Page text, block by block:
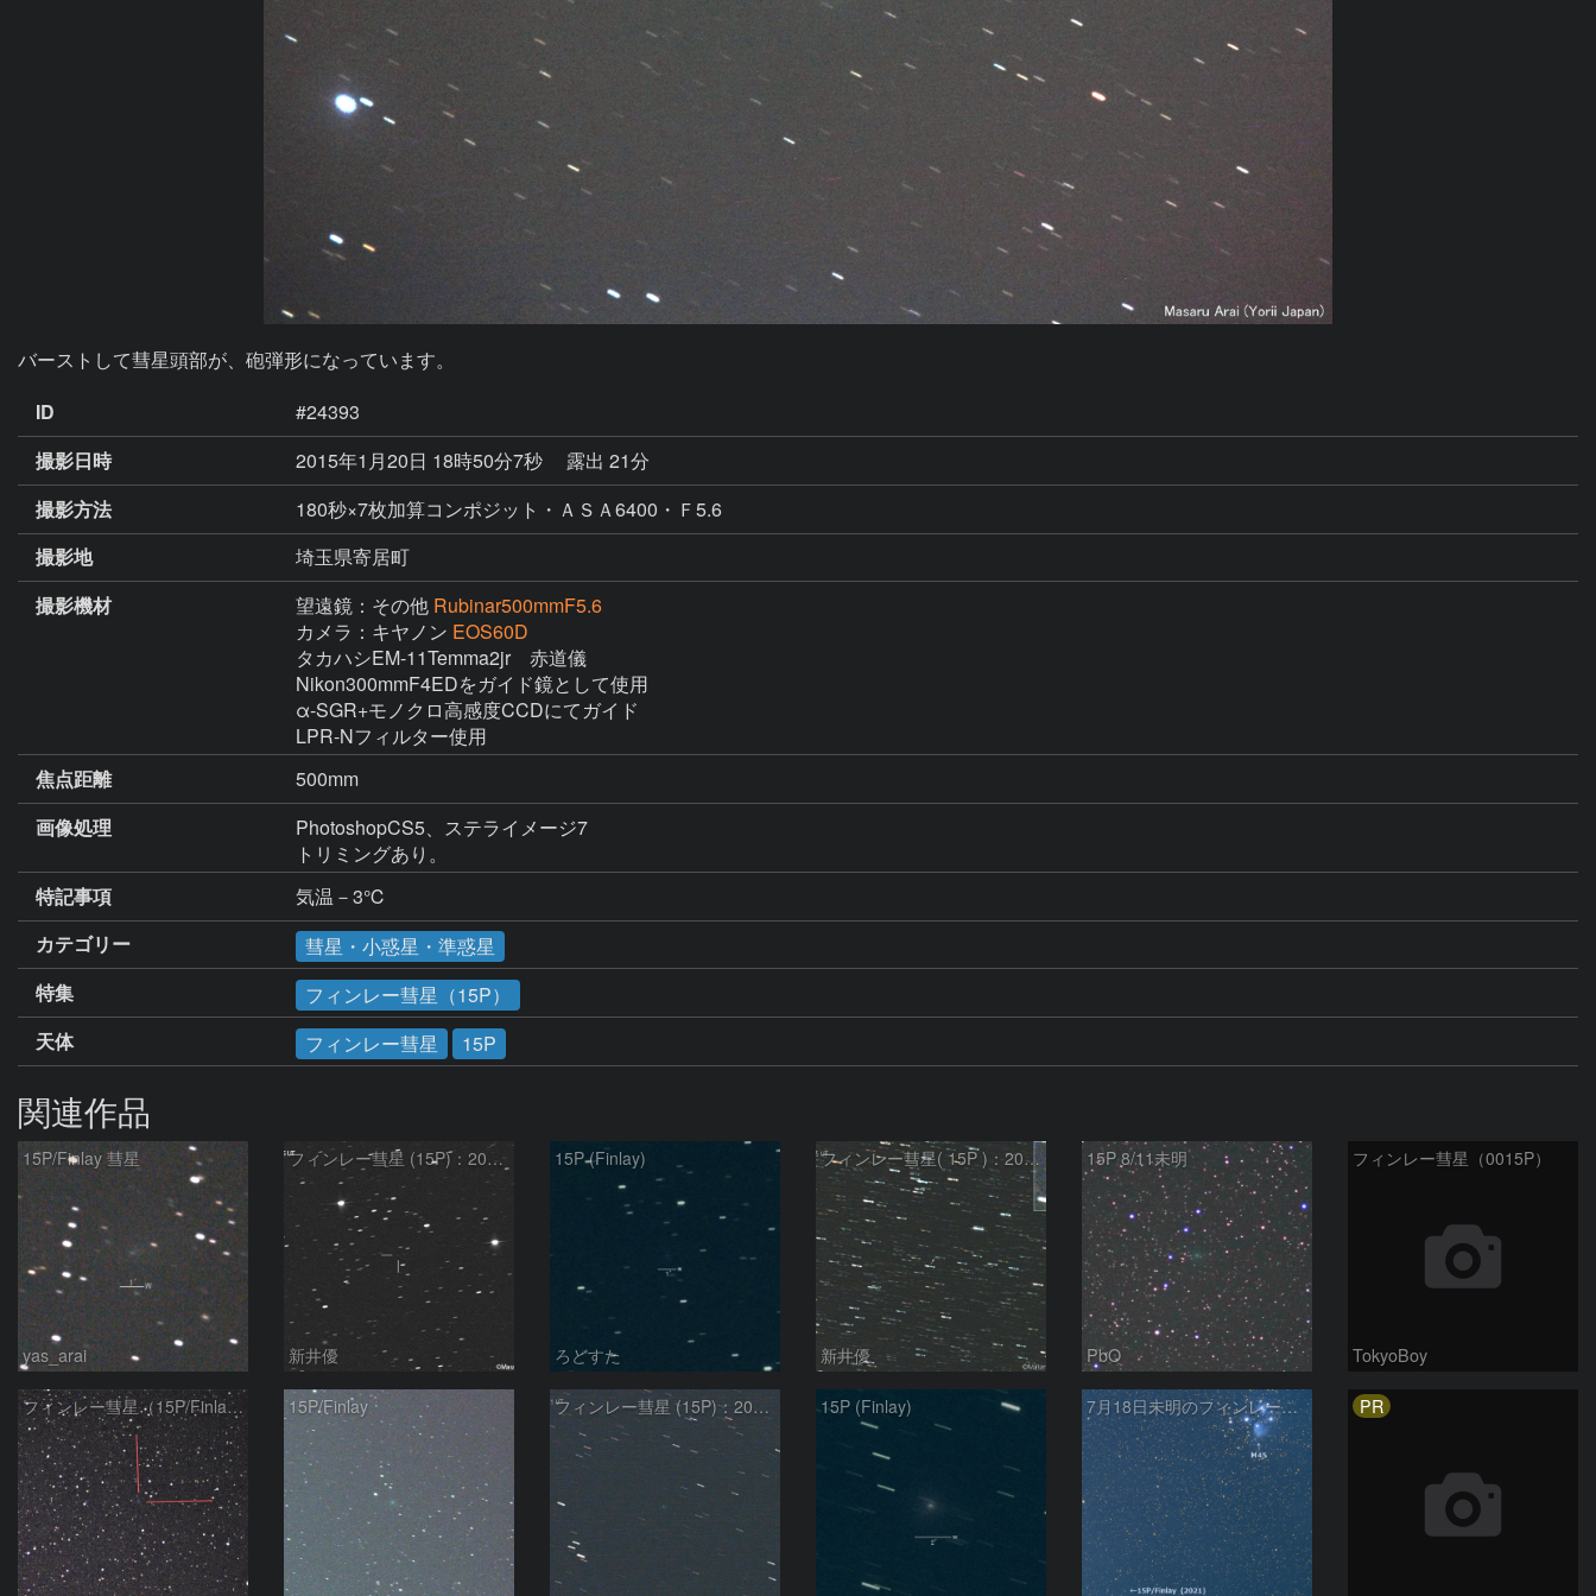
バーストして彗星頭部が、砲弾形になっています。
ID
#24393
撮影日時
2015年1月20日 18時50分7秒
露出 21分
撮影方法
180秒×7枚加算コンポジット・ＡＳＡ6400・Ｆ5.6
撮影地
埼玉県寄居町
撮影機材
望遠鏡：その他 Rubinar500mmF5.6
カメラ：キヤノン EOS60D
タカハシEM-11Temma2jr　赤道儀
Nikon300mmF4EDをガイド鏡として使用
α-SGR+モノクロ高感度CCDにてガイド
LPR-Nフィルター使用
焦点距離
500mm
画像処理
PhotoshopCS5、ステライメージ7
トリミングあり。
特記事項
気温－3℃
カテゴリー
彗星・小惑星・準惑星
特集
フィンレー彗星（15P）
天体
フィンレー彗星 15P
関連作品
15P/Finlay 彗星
yas_arai
フィンレー彗星 (15P)：2021/10/18
新井優
15P (Finlay)
ろどすた
フィンレー彗星( 15P )：2021/08/19
新井優
15P 8/11未明
PbO
フィンレー彗星（0015P）
TokyoBoy
フィンレー彗星（15P/Finlay） 15P/Finlay フィンレー彗星 (15P)：2021/07/19 15P (Finlay) 7月18日未明のフィンレー彗星とプレアデス星団 PR